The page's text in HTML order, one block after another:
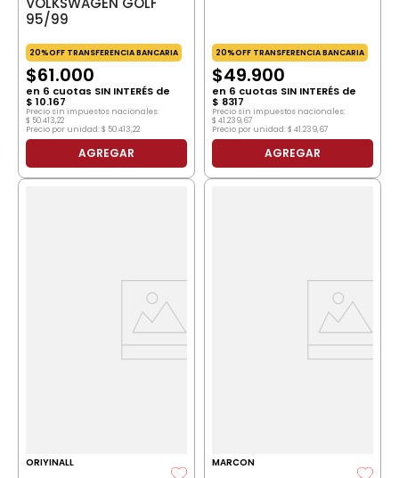
95/99
20%OFF TRANSFERENCIA BANCARIA
$61.000
en 6 cuotas SIN INTERÉS de
$ 10.167
Precio sin impuestos nacionales:
$ 50.413,22
Precio por unidad: $ 50.413,22
AGREGAR
20%OFF TRANSFERENCIA BANCARIA
$49.900
en 6 cuotas SIN INTERÉS de
$ 8317
Precio sin impuestos nacionales:
$ 41.239,67
Precio por unidad:$ 41.239,67
AGREGAR
ORIYINALL MARCON